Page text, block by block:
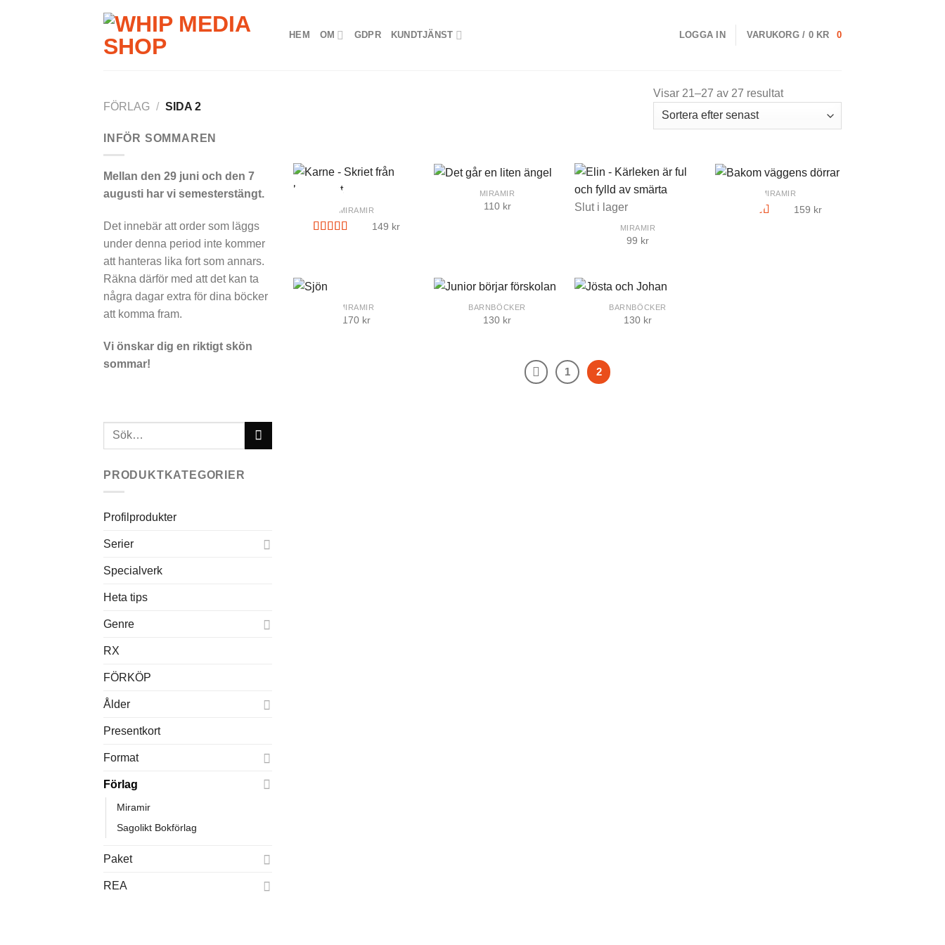
HEM OM GDPR KUNDTJÄNST LOGGA IN VARUKORG / 0 KR 0
FÖRLAG / SIDA 2
Visar 21–27 av 27 resultat
INFÖR SOMMAREN
Mellan den 29 juni och den 7
augusti har vi semesterstängt.
Det innebär att order som läggs
under denna period inte kommer
att hanteras lika fort som annars.
Räkna därför med att det kan ta
några dagar extra för dina böcker
att komma fram.
Vi önskar dig en riktigt skön
sommar!
Sök
PRODUKTKATEGORIER
Profilprodukter
Serier
Specialverk
Heta tips
Genre
RX
FÖRKÖP
Ålder
Presentkort
Format
Förlag
Miramir
Sagolikt Bokförlag
Paket
REA
MIRAMIR
149 kr
+
MIRAMIR
110 kr +
Slut i lager
MIRAMIR
99 kr
+
MIRAMIR
159 kr
+
MIRAMIR
170 kr
+
BARNBÖCKER
130 kr
+
BARNBÖCKER
130 kr
1 2